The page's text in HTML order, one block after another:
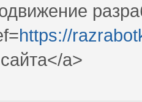
https://
a>